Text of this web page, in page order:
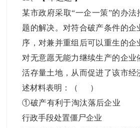
某市政府采取“一企一策”的办法
题的解决。对符合破产条件的企
序，对兼并重组后可以重生的企
对无意愿无能力继续生产的企业
活存量土地，从而促进了该市经
述材料表明：（ ）
①破产有利于淘汰落后企业
行政手段处置僵尸企业